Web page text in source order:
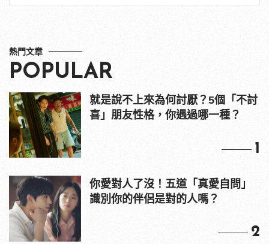
熱門文章
POPULAR
就是說不上來為何討厭？5個「不討
喜」朋友性格，你遇過哪一種？
1
你愛對人了沒！五道「真愛自問」
識別你的伴侶是對的人嗎？
2